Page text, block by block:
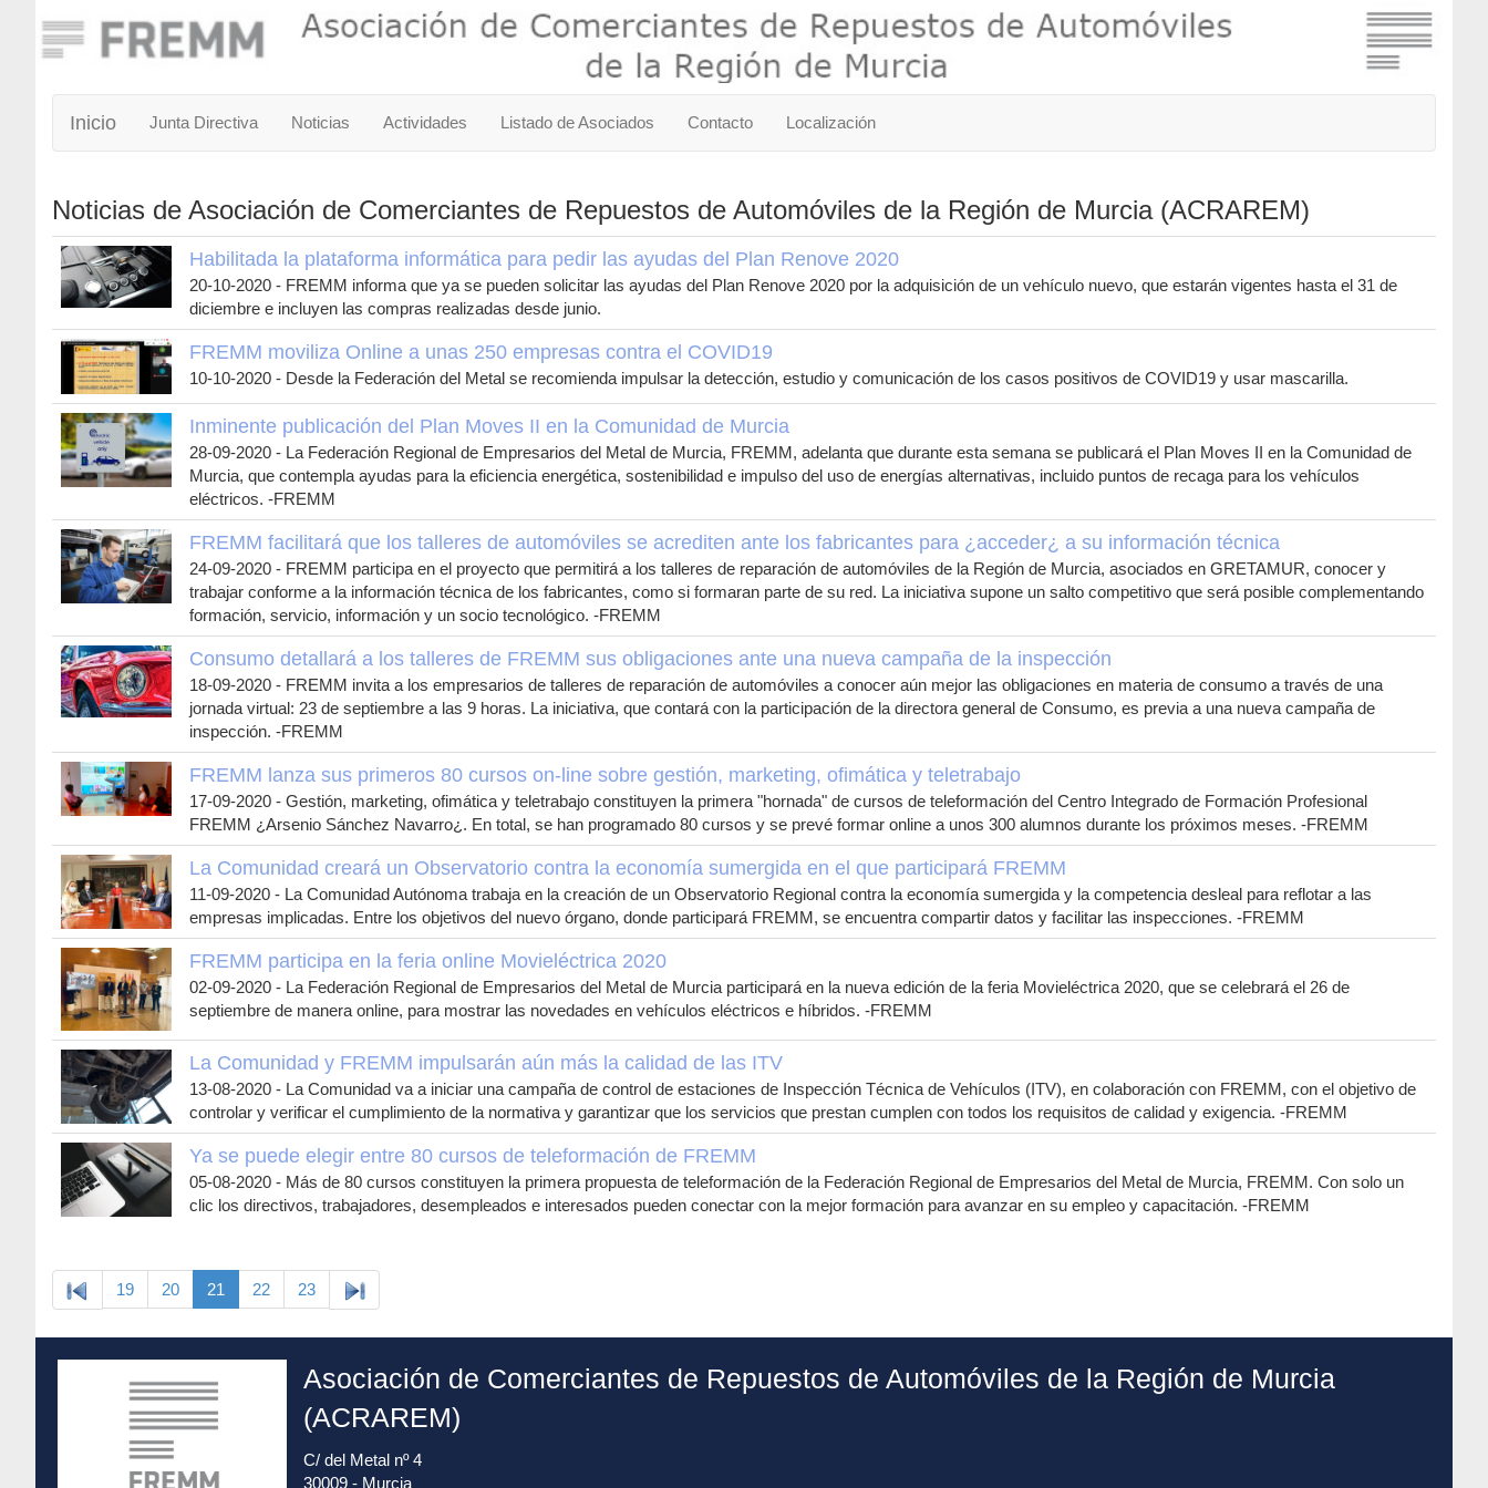
Inicio Junta Directiva Noticias Actividades Listado de Asociados Contacto Localización
Noticias de Asociación de Comerciantes de Repuestos de Automóviles de la Región de Murcia (ACRAREM)
Habilitada la plataforma informática para pedir las ayudas del Plan Renove 2020
20-10-2020 - FREMM informa que ya se pueden solicitar las ayudas del Plan Renove 2020 por la adquisición de un vehículo nuevo, que estarán vigentes hasta el 31 de
diciembre e incluyen las compras realizadas desde junio.
FREMM moviliza Online a unas 250 empresas contra el COVID19
10-10-2020 - Desde la Federación del Metal se recomienda impulsar la detección, estudio y comunicación de los casos positivos de COVID19 y usar mascarilla.
Inminente publicación del Plan Moves II en la Comunidad de Murcia
28-09-2020 - La Federación Regional de Empresarios del Metal de Murcia, FREMM, adelanta que durante esta semana se publicará el Plan Moves II en la Comunidad de
Murcia, que contempla ayudas para la eficiencia energética, sostenibilidad e impulso del uso de energías alternativas, incluido puntos de recaga para los vehículos
eléctricos. -FREMM
FREMM facilitará que los talleres de automóviles se acrediten ante los fabricantes para ¿acceder¿ a su información técnica
24-09-2020 - FREMM participa en el proyecto que permitirá a los talleres de reparación de automóviles de la Región de Murcia, asociados en GRETAMUR, conocer y
trabajar conforme a la información técnica de los fabricantes, como si formaran parte de su red. La iniciativa supone un salto competitivo que será posible complementando
formación, servicio, información y un socio tecnológico. -FREMM
Consumo detallará a los talleres de FREMM sus obligaciones ante una nueva campaña de la inspección
18-09-2020 - FREMM invita a los empresarios de talleres de reparación de automóviles a conocer aún mejor las obligaciones en materia de consumo a través de una
jornada virtual: 23 de septiembre a las 9 horas. La iniciativa, que contará con la participación de la directora general de Consumo, es previa a una nueva campaña de
inspección. -FREMM
FREMM lanza sus primeros 80 cursos on-line sobre gestión, marketing, ofimática y teletrabajo
17-09-2020 - Gestión, marketing, ofimática y teletrabajo constituyen la primera "hornada" de cursos de teleformación del Centro Integrado de Formación Profesional
FREMM ¿Arsenio Sánchez Navarro¿. En total, se han programado 80 cursos y se prevé formar online a unos 300 alumnos durante los próximos meses. -FREMM
La Comunidad creará un Observatorio contra la economía sumergida en el que participará FREMM
11-09-2020 - La Comunidad Autónoma trabaja en la creación de un Observatorio Regional contra la economía sumergida y la competencia desleal para reflotar a las
empresas implicadas. Entre los objetivos del nuevo órgano, donde participará FREMM, se encuentra compartir datos y facilitar las inspecciones. -FREMM
FREMM participa en la feria online Movieléctrica 2020
02-09-2020 - La Federación Regional de Empresarios del Metal de Murcia participará en la nueva edición de la feria Movieléctrica 2020, que se celebrará el 26 de
septiembre de manera online, para mostrar las novedades en vehículos eléctricos e híbridos. -FREMM
La Comunidad y FREMM impulsarán aún más la calidad de las ITV
13-08-2020 - La Comunidad va a iniciar una campaña de control de estaciones de Inspección Técnica de Vehículos (ITV), en colaboración con FREMM, con el objetivo de
controlar y verificar el cumplimiento de la normativa y garantizar que los servicios que prestan cumplen con todos los requisitos de calidad y exigencia. -FREMM
Ya se puede elegir entre 80 cursos de teleformación de FREMM
05-08-2020 - Más de 80 cursos constituyen la primera propuesta de teleformación de la Federación Regional de Empresarios del Metal de Murcia, FREMM. Con solo un
clic los directivos, trabajadores, desempleados e interesados pueden conectar con la mejor formación para avanzar en su empleo y capacitación. -FREMM
19 20 21 22 23
Asociación de Comerciantes de Repuestos de Automóviles de la Región de Murcia
(ACRAREM)
C/ del Metal nº 4
30009 - Murcia